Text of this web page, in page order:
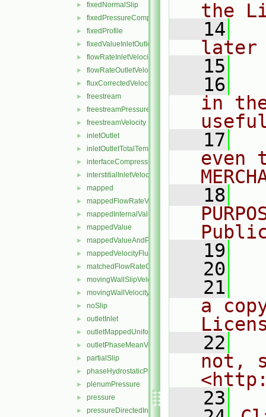
► fixedNormalSlip
► fixedPressureCompressibleDensity
► fixedProfile
► fixedValueInletOutlet
► flowRateInletVelocity
► flowRateOutletVelocity
► fluxCorrectedVelocity
► freestream
► freestreamPressure
► freestreamVelocity
► inletOutlet
► inletOutletTotalTemperature
► interfaceCompression
► interstitialInletVelocity
► mapped
► mappedFlowRateVelocity
► mappedInternalValue
► mappedValue
► mappedValueAndPatchInternalValue
► mappedVelocityFlux
► matchedFlowRateOutletVelocity
► movingWallSlipVelocity
► movingWallVelocity
► noSlip
► outletInlet
► outletMappedUniformInlet
► outletPhaseMeanVelocity
► partialSlip
► phaseHydrostaticPressure
► plenumPressure
► pressure
► pressureDirectedInletOutletVelocity
the
   14
later
   15
   16
in
   17
even
   18
   19
   20
   21
a
   22
not,
   23